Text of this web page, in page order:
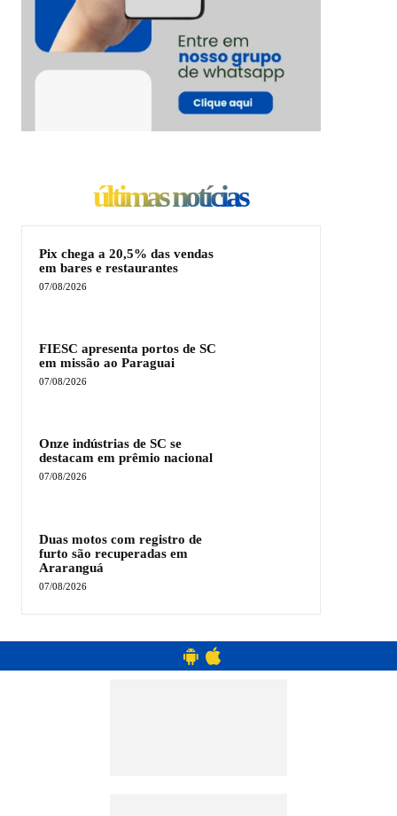
últimas notícias
Pix chega a 20,5% das vendas
em bares e restaurantes
07/08/2026
FIESC apresenta portos de SC
em missão ao Paraguai
07/08/2026
Onze indústrias de SC se
destacam em prêmio nacional
07/08/2026
Duas motos com registro de
furto são recuperadas em
Araranguá
07/08/2026